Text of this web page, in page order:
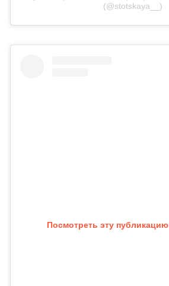
(@stotskaya__)
Посмотреть эту